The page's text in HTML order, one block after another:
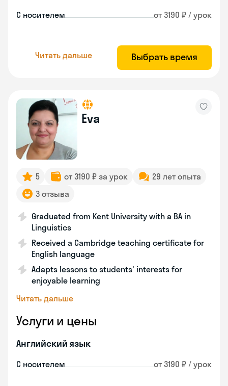
С носителем от 3190 ₽ / урок
Читать дальше Выбрать время
Eva
5 от 3190 ₽ за урок
29 лет опыта
3 отзыва
Graduated from Kent University with a BA in
Linguistics
Received a Cambridge teaching certificate for
English language
Adapts lessons to students' interests for
enjoyable learning
Читать дальше
Услуги и цены
Английский язык
С носителем от 3190 ₽ / урок